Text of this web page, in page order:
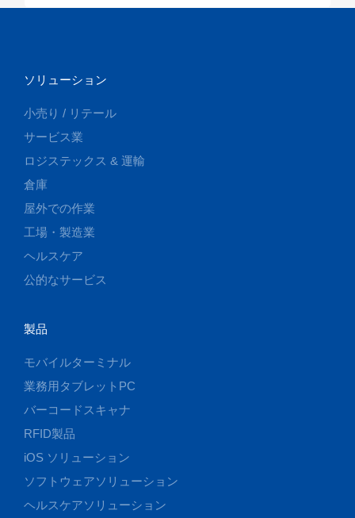
ご利用いただけます。
ソリューション
小売り / リテール
サービス業
ロジステックス & 運輸
倉庫
屋外での作業
工場・製造業
ヘルスケア
公的なサービス
製品
モバイルターミナル
業務用タブレットPC
バーコードスキャナ
RFID製品
iOS ソリューション
ソフトウェアソリューション
ヘルスケアソリューション